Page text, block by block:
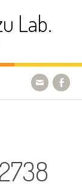
Lab.